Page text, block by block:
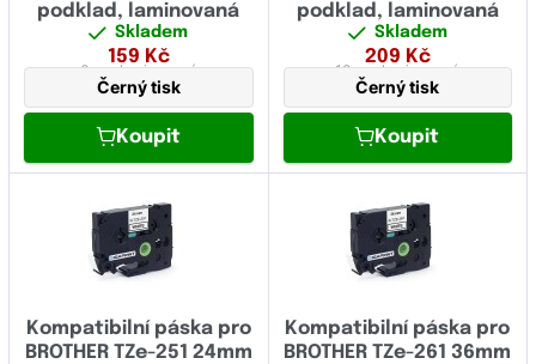
podklad, laminovaná
Skladem
159 Kč
6 mmlaminovaná
Černý tisk
Koupit
podklad, laminovaná
Skladem
209 Kč
18 mmlaminovaná
Černý tisk
Koupit
Kompatibilní páska pro
BROTHER TZe-251 24mm
Kompatibilní páska pro
BROTHER TZe-261 36mm